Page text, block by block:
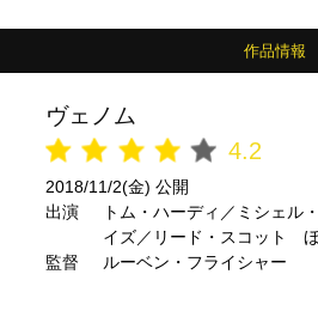
作品情報
ヴェノム
4.2
2018/11/2(金) 公開
出演
トム・ハーディ／ミシェル
イズ／リード・スコット
／中川翔子 ほか
監督 ルーベン・フライシャー